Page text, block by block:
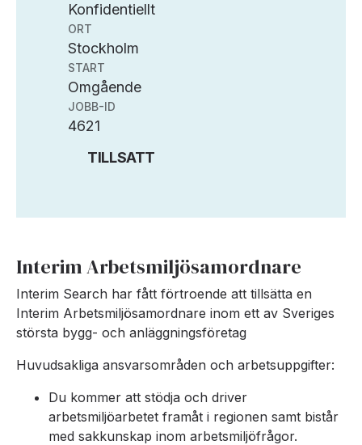
Konfidentiellt
ORT
Stockholm
START
Omgående
JOBB-ID
4621
TILLSATT
Interim Arbetsmiljösamordnare
Interim Search har fått förtroende att tillsätta en
Interim Arbetsmiljösamordnare inom ett av Sveriges
största bygg- och anläggningsföretag
Huvudsakliga ansvarsområden och arbetsuppgifter:
Du kommer att stödja och driver
arbetsmiljöarbetet framåt i regionen samt bistår
med sakkunskap inom arbetsmiljöfrågor.